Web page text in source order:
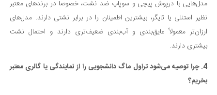
مدل‌هایی با درپوش پیچی و سوپاپ ضد نشت، خصوصا در برندهای معتبر
نظیر استنلی یا تایگر، بیشترین اطمینان را در برابر نشتی دارند. مدل‌های
ارزان‌تر معمولاً عایق‌بندی و آب‌بندی ضعیف‌تری دارند و احتمال نشت
بیشتری دارند.
4. چرا توصیه می‌شود تراول ماگ دانشجویی را از نمایندگی یا گالری معتبر
بخریم؟